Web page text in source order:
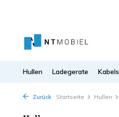
Hullen Ladegerate Kabels
Zurück Startseite Hullen